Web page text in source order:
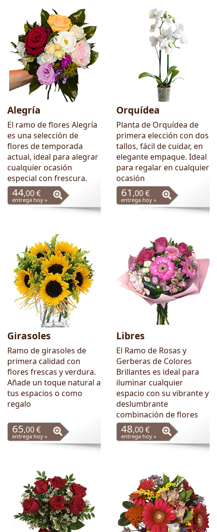
Alegría
El ramo de flores Alegría
es una selección de
flores de temporada
actual, ideal para alegrar
cualquier ocasión
especial con frescura.
44,00 €
entrega hoy »
Orquídea
Planta de Orquídea de
primera elección con dos
tallos, fácil de cuidar, en
elegante empaque. Ideal
para regalar en cualquier
ocasión
61 ,00 €
entrega hoy »
Girasoles
Ramo de girasoles de
primera calidad con
flores frescas y verdura.
Añade un toque natural a
tus espacios o como
regalo
65,00 €
entrega hoy »
Libres
El Ramo de Rosas y
Gerberas de Colores
Brillantes es ideal para
iluminar cualquier
espacio con su vibrante y
deslumbrante
combinación de flores
48,00 €
entrega hoy »